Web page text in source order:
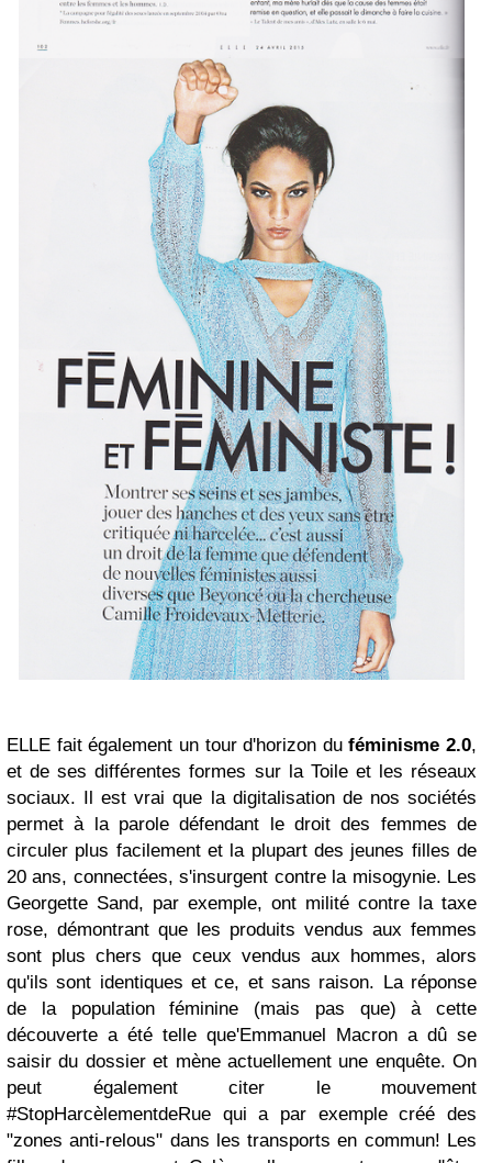
ELLE fait également un tour d'horizon duféminisme 2.0,
et de ses différentes formes sur la Toile et les réseaux
sociaux. Il est vrai que la digitalisation de nos sociétés
permet à la parole défendant le droit des femmes de
circuler plus facilement et la plupart des jeunes filles de
20 ans, connectées, s'insurgent contre la misogynie. Les
Georgette Sand, par exemple, ont milité contre la taxe
rose, démontrant que les produits vendus aux femmes
sont plus chers que ceux vendus aux hommes, alors
qu'ils sont identiques et ce, et sans raison. La réponse
de la population féminine (mais pas que) à cette
découverte a été telle que'Emmanuel Macron a dû se
saisir du dossier et mène actuellement une enquête. On
peut également citer le mouvement
#StopHarcèlementdeRue qui a par exemple créé des
"zones anti-relous" dans les transports en commun! Les